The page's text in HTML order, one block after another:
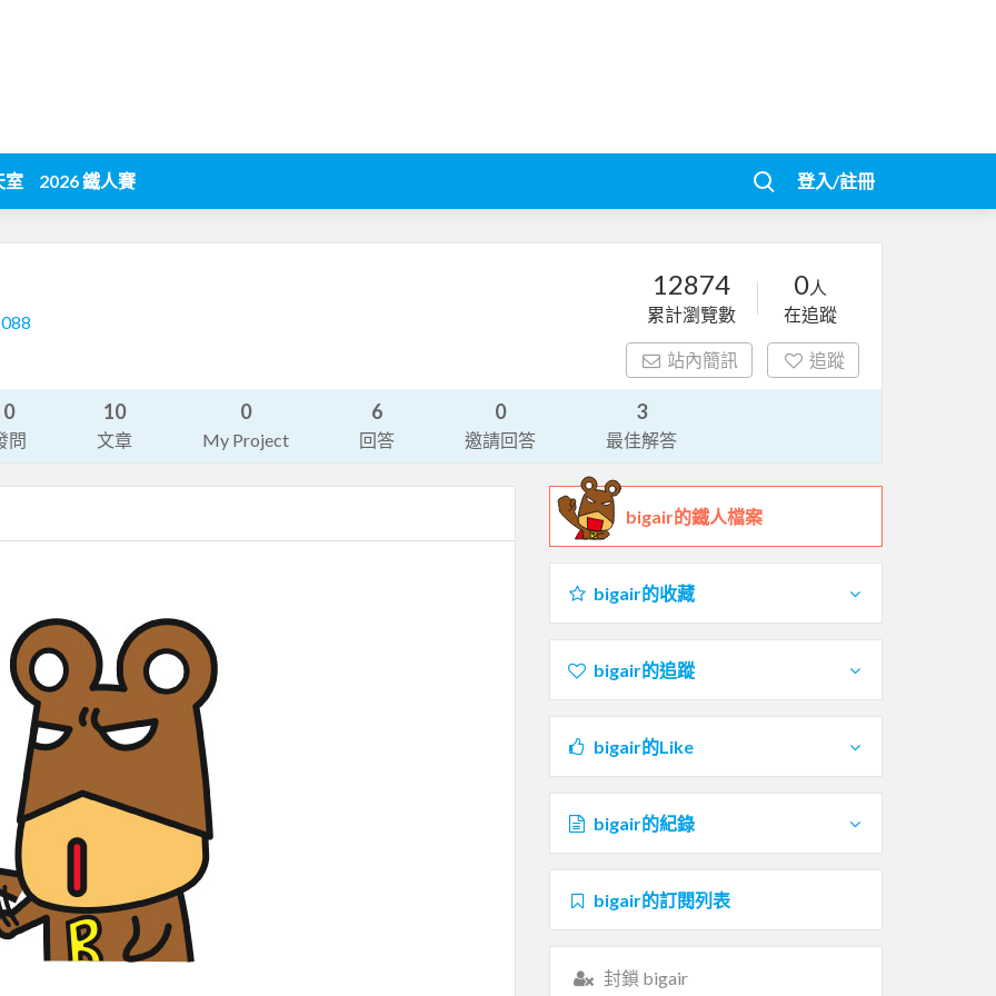
室 2026 鐵人賽 登入/註冊
12874
累計瀏覽數
0人
在追蹤
站內簡訊 追蹤
0
問
10
文章
0
My Project
6
回答
0
邀請回答
3
最佳解答
bigair的鐵人檔案
bigair的收藏
bigair的追蹤
bigair的Like
bigair的紀錄
bigair的訂閱列表
封鎖 bigair